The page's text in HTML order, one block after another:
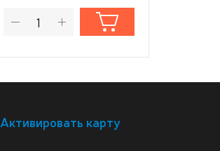
Активировать карту